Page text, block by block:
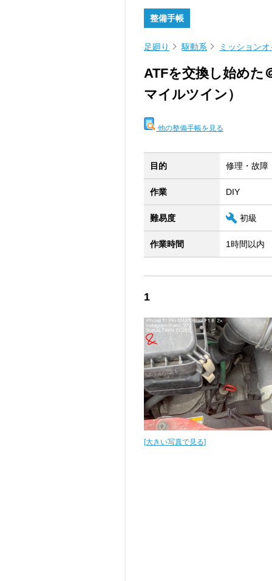
整備手帳
足廻り 駆動系 ミッション
ATFを交換し始めた
マイルツイン）
他の整備手帳を見る
目的 修理・故障
作業 DIY
難易度 初級
作業時間 1時間以内
1
[大きい写真で見る]